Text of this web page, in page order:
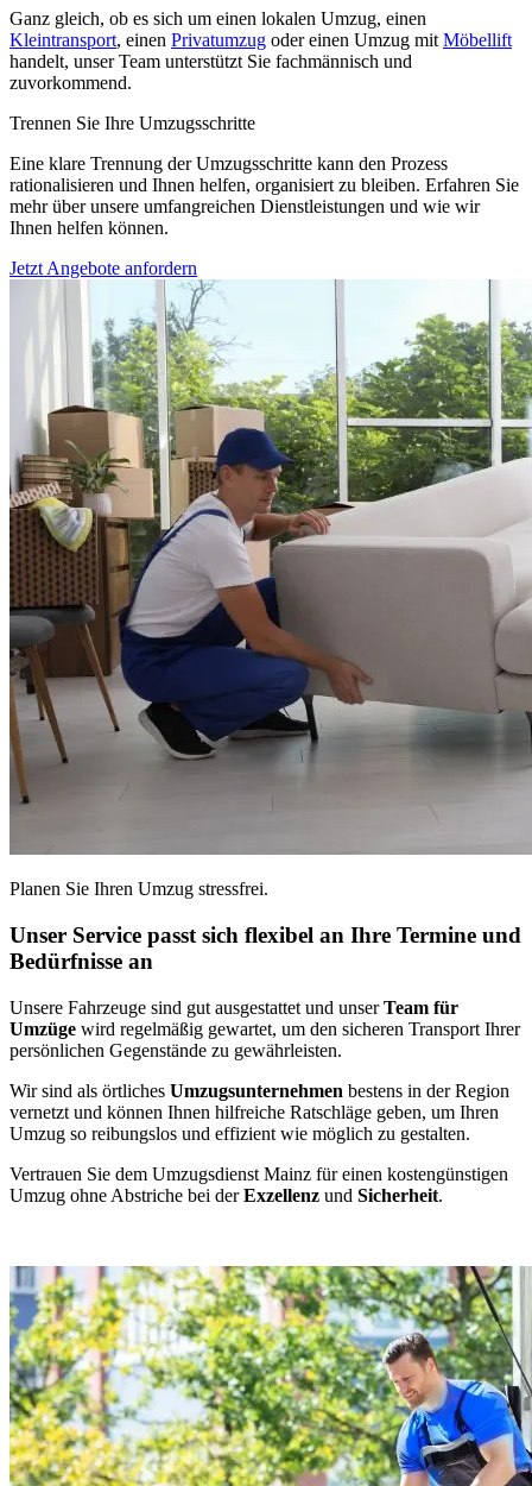
Ganz gleich, ob es sich um einen lokalen Umzug, einen
Kleintransport, einen Privatumzug oder einen Umzug mit Möbellift
handelt, unser Team unterstützt Sie fachmännisch und
zuvorkommend.
Trennen Sie Ihre Umzugsschritte
Eine klare Trennung der Umzugsschritte kann den Prozess
rationalisieren und Ihnen helfen, organisiert zu bleiben. Erfahren Sie
mehr über unsere umfangreichen Dienstleistungen und wie wir
Ihnen helfen können.
Jetzt Angebote anfordern
Planen Sie Ihren Umzug stressfrei.
Unser Service passt sich flexibel an Ihre Termine und
Bedürfnisse an
Unsere Fahrzeuge sind gut ausgestattet und unserTeam für
Umzüge wird regelmäßig gewartet, um den sicheren Transport Ihrer
persönlichen Gegenstände zu gewährleisten.
Wir sind als örtliches Umzugsunternehmen bestens in der Region
vernetzt und können Ihnen hilfreiche Ratschläge geben, um Ihren
Umzug so reibungslos und effizient wie möglich zu gestalten.
Vertrauen Sie dem Umzugsdienst Mainz für einen kostengünstigen
Umzug ohne Abstriche bei derExzellenz und Sicherheit.